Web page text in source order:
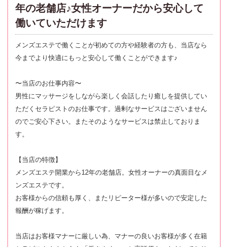
年の老舗店♪女性オーナーだから安心して
働いていただけます
メンズエステで働くことが初めての方や経験者の方も、当店なら
今までより快適にもっと安心して働くことができます♪
〜当店のお仕事内容〜
男性にマッサージをしながら楽しく会話したり癒しを提供してい
ただくセラピストのお仕事です。過剰なサービスはございません
のでご安心下さい。またそのようなサービスは禁止しておりま
す。
【当店の特徴】
メンズエステ開業から12年の老舗店。女性オーナーの真面目なメ
ンズエステです。
お客様からの信頼も厚く、またリピーター様が多いので安定した
報酬が稼げます。
当店はお客様マナーに厳しい為、マナーの良いお客様が多く在籍